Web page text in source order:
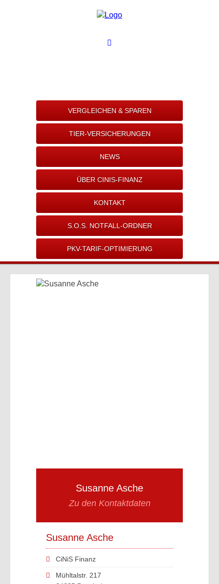
VERGLEICHEN & SPAREN
TIER-VERSICHERUNGEN
NEWS
ÜBER CINIS-FINANZ
KONTAKT
S.O.S. NOTFALL-ORDNER
PKV-TARIF-OPTIMIERUNG
Susanne Asche
Zu den Kontaktdaten
Susanne Asche
CiNiS Finanz
Mühltalstr. 217